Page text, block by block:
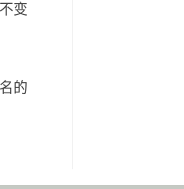
变
的